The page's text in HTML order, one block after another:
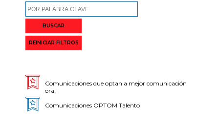
BUSCAR
REINICIAR FILTROS
Comunicaciones que optan a mejor comunicación
oral
Comunicaciones OPTOM Talento